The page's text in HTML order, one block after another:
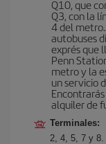
Q10, que
Q3, con la
4 del
autobuses
exprés que
Penn
metro y la
un servicio
alquiler de
Terminales:
2, 4, 5, 7 y 8.